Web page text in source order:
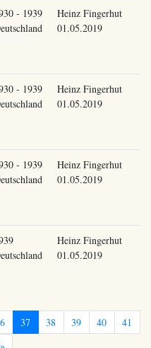
- 1939
Heinz Fingerhut
01.05.2019
- 1939
Heinz Fingerhut
01.05.2019
- 1939
Heinz Fingerhut
01.05.2019
Heinz Fingerhut
01.05.2019
37 38 39 40
41
»